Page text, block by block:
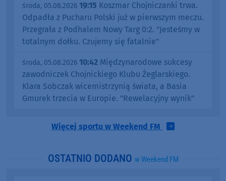
środa, 05.08.2026 19:15 Koszmar Chojniczanki trwa.
Odpadła z Pucharu Polski już w pierwszym meczu.
Przegrała z Podhalem Nowy Targ 0:2. "Jesteśmy w
totalnym dołku. Czujemy się fatalnie"
środa, 05.08.2026 10:42 Międzynarodowe sukcesy
zawodniczek Chojnickiego Klubu Żeglarskiego.
Klara Sobczak wicemistrzynią świata, a Basia
Gmurek trzecia w Europie. "Rewelacyjny wynik"
Więcej sportu w Weekend FM
OSTATNIO DODANO w Weekend FM